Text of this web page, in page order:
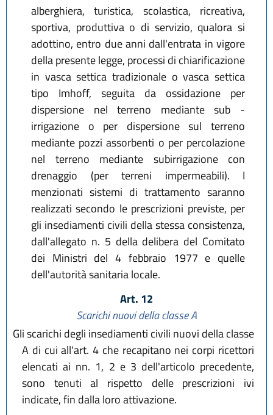
alberghiera, turistica, scolastica, ricreativa,
sportiva, produttiva o di servizio, qualora si
adottino, entro due anni dall'entrata in vigore
della presente legge, processi di chiarificazione
in vasca settica tradizionale o vasca settica
tipo Imhoff, seguita da ossidazione per
dispersione nel terreno mediante sub -
irrigazione o per dispersione sul terreno
mediante pozzi assorbenti o per percolazione
nel terreno mediante subirrigazione con
drenaggio (per terreni impermeabili). I
menzionati sistemi di trattamento saranno
realizzati secondo le prescrizioni previste, per
gli insediamenti civili della stessa consistenza,
dall'allegato n. 5 della delibera del Comitato
dei Ministri del 4 febbraio 1977 e quelle
dell'autorità sanitaria locale.
Art. 12
Scarichi nuovi della classe A
Gli scarichi degli insediamenti civili nuovi della classe
A di cui all'art. 4 che recapitano nei corpi ricettori
elencati ai nn. 1, 2 e 3 dell'articolo precedente,
sono tenuti al rispetto delle prescrizioni ivi
indicate, fin dalla loro attivazione.